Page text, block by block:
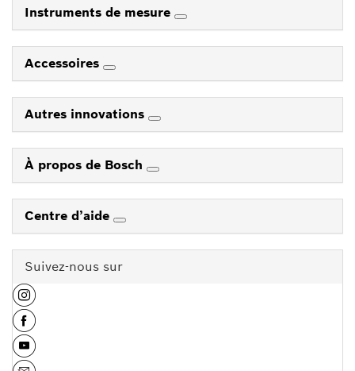
Instruments de mesure
Accessoires
Autres innovations
À propos de Bosch
Centre d’aide
Suivez-nous sur